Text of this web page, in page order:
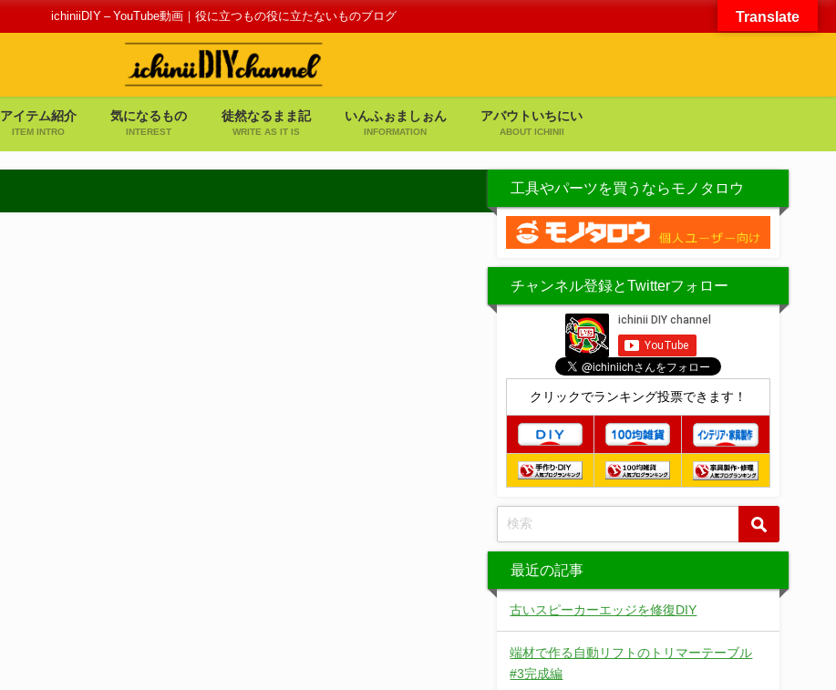
ichiniiDIY – YouTube動画｜役に立つもの役に立たないものブログ
アイテム紹介
ITEM INTRO
気になるもの
INTEREST
徒然なるまま記
WRITE AS IT IS
いんふぉましぉん
INFORMATION
アバウトいちにい
ABOUT ICHINII
工具やパーツを買うならモノタロウ
チャンネル登録とTwitterフォロー
クリックでランキング投票できます！
最近の記事
古いスピーカーエッジを修復DIY
端材で作る自動リフトのトリマーテーブル
#3完成編
Translate